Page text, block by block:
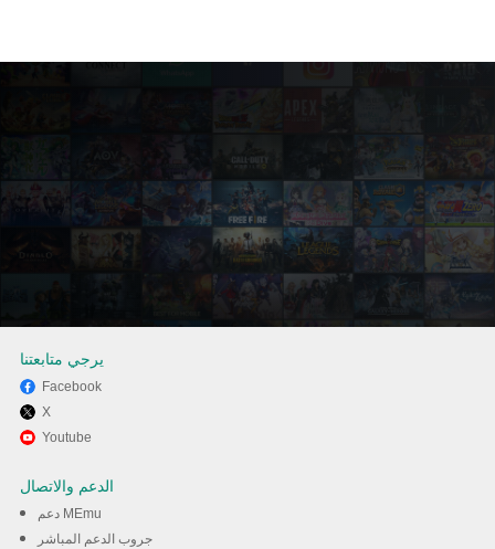
استمتع بلعب *** على الكمبيوتر
Cricket League تخدام برنامج
يرجي متابعتنا
Facebook
X
Youtube
الدعم والاتصال
دعم MEmu
جروب الدعم المباشر